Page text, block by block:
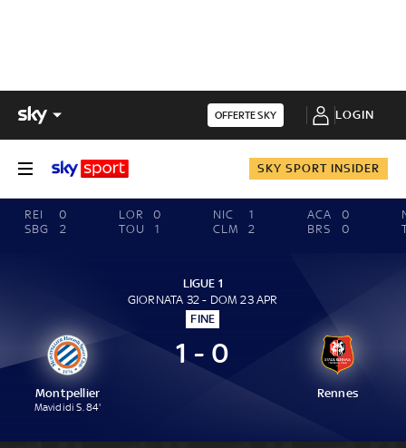
OFFERTE SKY LOGIN
SKY SPORT INSIDER
REI
0
SBG
2
LOR
0
TOU
1
NIC
1
CLM
2
ACA
0
BRS
0
LIGUE 1
GIORNATA 32 - DOM 23 APR
FINE
Montpellier
Mavididi S. 84'
1 - 0
Rennes